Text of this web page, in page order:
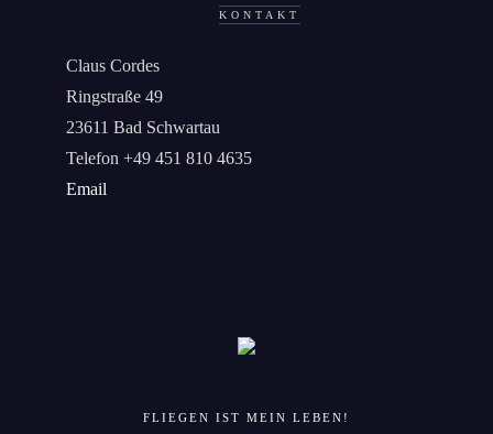
KONTAKT
Claus Cordes
Ringstraße 49
23611 Bad Schwartau
Telefon +49 451 810 4635
Email
FLIEGEN IST MEIN LEBEN!